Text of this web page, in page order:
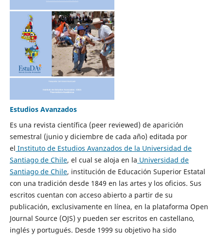
Estudios Avanzados
Es una revista científica (peer reviewed) de aparición
semestral (junio y diciembre de cada año) editada por
el Instituto de Estudios Avanzados de la Universidad de
Santiago de Chile, el cual se aloja en la Universidad de
Santiago de Chile, institución de Educación Superior Estatal
con una tradición desde 1849 en las artes y los oficios. Sus
escritos cuentan con acceso abierto a partir de su
publicación, exclusivamente en línea, en la plataforma Open
Journal Source (OJS) y pueden ser escritos en castellano,
inglés y portugués. Desde 1999 su objetivo ha sido